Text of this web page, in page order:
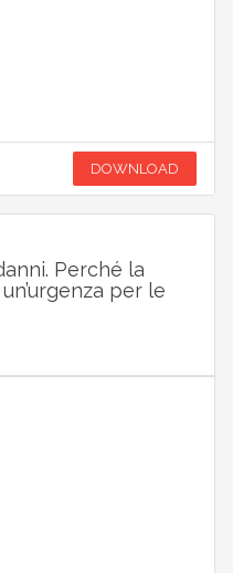
DOWNLOAD
Perché la
per le